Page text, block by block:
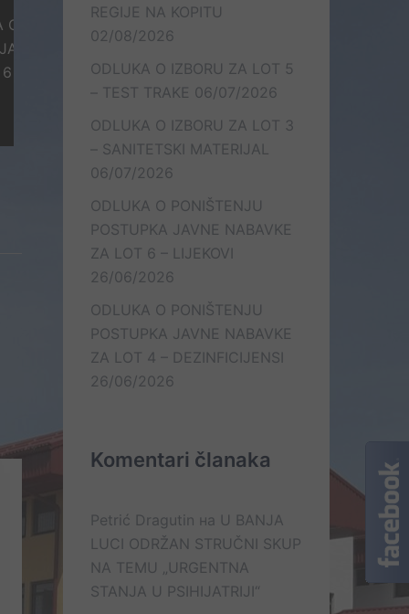
ZA
REGIJE NA KOPITU
02/08/2026
ODLUKA O IZBORU ZA LOT 5
– TEST TRAKE 06/07/2026
ODLUKA O IZBORU ZA LOT 3
– SANITETSKI MATERIJAL
06/07/2026
ODLUKA O PONIŠTENJU
POSTUPKA JAVNE NABAVKE
ZA LOT 6 – LIJEKOVI
26/06/2026
ODLUKA O PONIŠTENJU
POSTUPKA JAVNE NABAVKE
ZA LOT 4 – DEZINFICIJENSI
26/06/2026
Komentari članaka
Petrić Dragutin на U BANJA
LUCI ODRŽAN STRUČNI SKUP
NA TEMU „URGENTNA
STANJA U PSIHIJATRIJI“